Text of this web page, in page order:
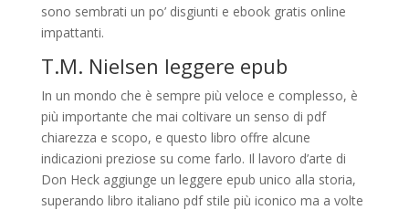
sono sembrati un po’ disgiunti e ebook gratis online
impattanti.
T.M. Nielsen leggere epub
In un mondo che è sempre più veloce e complesso, è
più importante che mai coltivare un senso di pdf
chiarezza e scopo, e questo libro offre alcune
indicazioni preziose su come farlo. Il lavoro d’arte di
Don Heck aggiunge un leggere epub unico alla storia,
superando libro italiano pdf stile più iconico ma a volte